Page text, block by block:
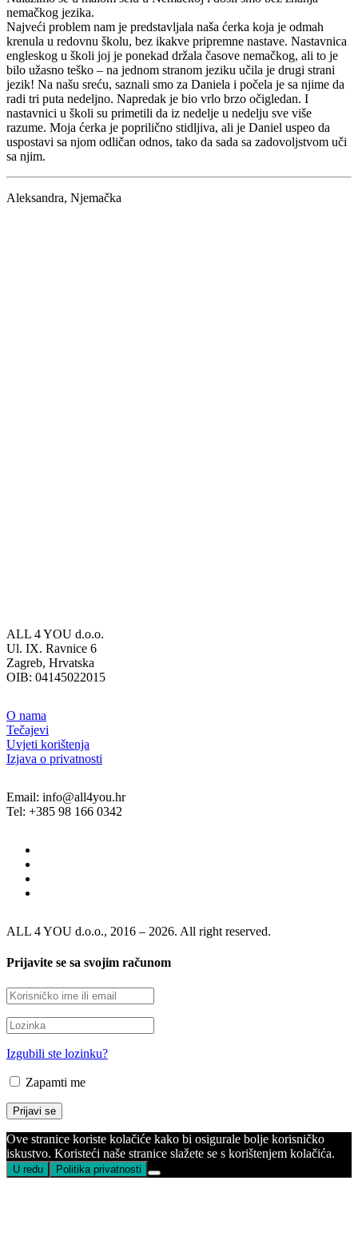
nemačkog jezika.
Najveći problem nam je predstavljala naša ćerka koja je odmah
krenula u redovnu školu, bez ikakve pripremne nastave. Nastavnica
engleskog u školi joj je ponekad držala časove nemačkog, ali to je
bilo užasno teško – na jednom stranom jeziku učila je drugi strani
jezik! Na našu sreću, saznali smo za Daniela i počela je sa njime da
radi tri puta nedeljno. Napredak je bio vrlo brzo očigledan. I
nastavnici u školi su primetili da iz nedelje u nedelju sve više
razume. Moja ćerka je poprilično stidljiva, ali je Daniel uspeo da
uspostavi sa njom odličan odnos, tako da sada sa zadovoljstvom uči
sa njim.
Aleksandra, Njemačka
ALL 4 YOU d.o.o.
Ul. IX. Ravnice 6
Zagreb, Hrvatska
OIB: 04145022015
O nama
Tečajevi
Uvjeti korištenja
Izjava o privatnosti
Email: info@all4you.hr
Tel: +385 98 166 0342
ALL 4 YOU d.o.o., 2016 – 2026. All right reserved.
Prijavite se sa svojim računom
Izgubili ste lozinku?
Zapamti me
Ove stranice koriste kolačiće kako bi osigurale bolje korisničko
iskustvo. Koristeći naše stranice slažete se s korištenjem kolačića.
U redu Politika privatnosti